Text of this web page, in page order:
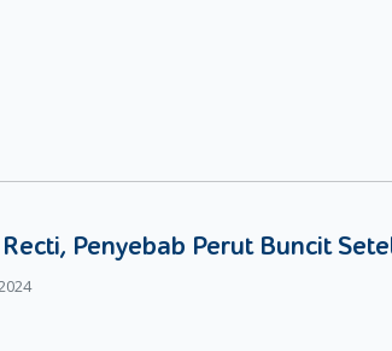
Penyebab Perut Buncit